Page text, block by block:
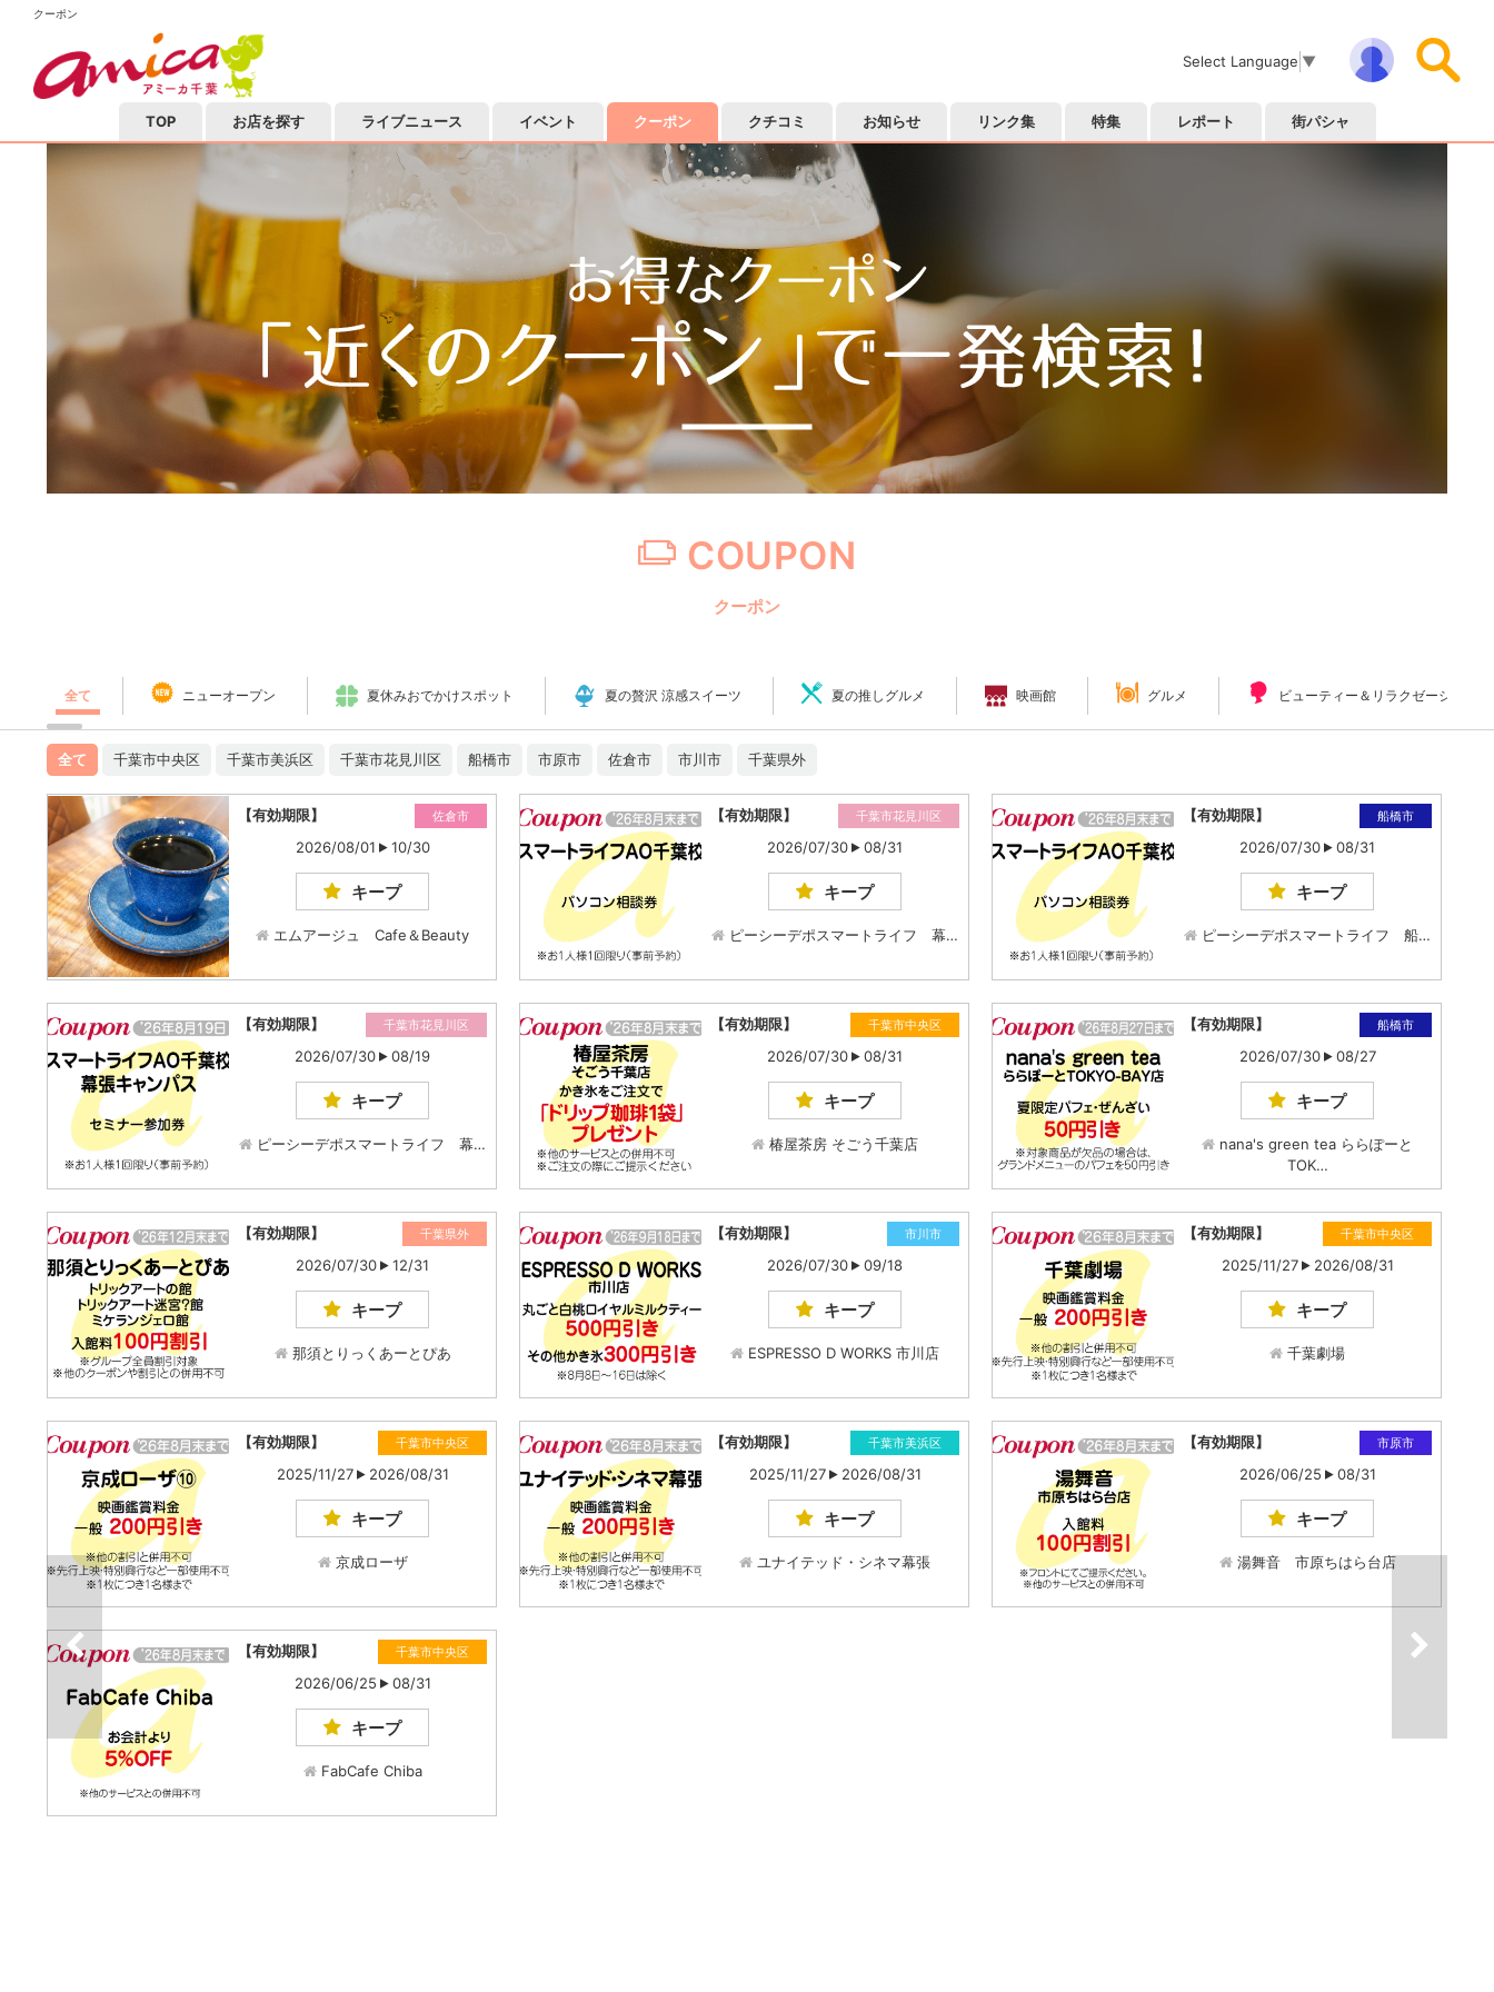
クーポン
Select Language ▼
TOP お店を探す ライブニュース イベント クーポン クチコミ お知らせ リンク集 特集 レポート 街パシャ
COUPON
クーポン
全て ニューオープン 夏休みおでかけスポット 夏の贅沢 涼感スイーツ 夏の推しグルメ 映画館 グルメ ビューティー＆リラクゼーション
全て 千葉市中央区 千葉市美浜区 千葉市花見川区 船橋市 市原市 佐倉市 市川市 千葉県外
【有効期限】 佐倉市
2026/08/01 10/30
キープ
エムアージュ Cafe＆Beauty
【有効期限】 千葉市花見川区
2026/07/30 08/31
キープ
ピーシーデポスマートライフ 幕…
【有効期限】 船橋市
2026/07/30 08/31
キープ
ピーシーデポスマートライフ 船…
【有効期限】 千葉市花見川区
2026/07/30 08/19
キープ
ピーシーデポスマートライフ 幕…
【有効期限】 千葉市中央区
2026/07/30 08/31
キープ
椿屋茶房 そごう千葉店
【有効期限】 船橋市
2026/07/30 08/27
キープ
nana's green tea ららぽーと
TOK…
【有効期限】 千葉県外
2026/07/30 12/31
キープ
那須とりっくあーとぴあ
【有効期限】 市川市
2026/07/30 09/18
キープ
ESPRESSO D WORKS 市川店
【有効期限】 千葉市中央区
2025/11/27 2026/08/31
キープ
千葉劇場
【有効期限】 千葉市中央区
2025/11/27 2026/08/31
キープ
京成ローザ
【有効期限】 千葉市美浜区
2025/11/27 2026/08/31
キープ
ユナイテッド・シネマ幕張
【有効期限】 市原市
2026/06/25 08/31
キープ
湯舞音 市原ちはら台店
【有効期限】 千葉市中央区
2026/06/25 08/31
キープ
FabCafe Chiba